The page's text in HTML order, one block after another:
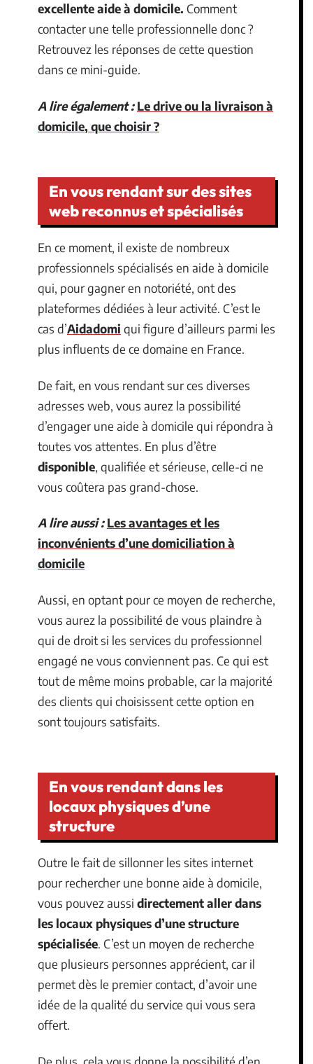
excellente aide à domicile. Comment
contacter une telle professionnelle donc ?
Retrouvez les réponses de cette question
dans ce mini-guide.
A lire également : Le drive ou la livraison à
domicile, que choisir ?
En vous rendant sur des sites
web reconnus et spécialisés
En ce moment, il existe de nombreux
professionnels spécialisés en aide à domicile
qui, pour gagner en notoriété, ont des
plateformes dédiées à leur activité. C’est le
cas d’Aidadomi qui figure d’ailleurs parmi les
plus influents de ce domaine en France.
De fait, en vous rendant sur ces diverses
adresses web, vous aurez la possibilité
d’engager une aide à domicile qui répondra à
toutes vos attentes. En plus d’être
disponible, qualifiée et sérieuse, celle-ci ne
vous coûtera pas grand-chose.
A lire aussi : Les avantages et les
inconvénients d’une domiciliation à
domicile
Aussi, en optant pour ce moyen de recherche,
vous aurez la possibilité de vous plaindre à
qui de droit si les services du professionnel
engagé ne vous conviennent pas. Ce qui est
tout de même moins probable, car la majorité
des clients qui choisissent cette option en
sont toujours satisfaits.
En vous rendant dans les
locaux physiques d’une
structure
Outre le fait de sillonner les sites internet
pour rechercher une bonne aide à domicile,
vous pouvez aussi directement aller dans
les locaux physiques d’une structure
spécialisée. C’est un moyen de recherche
que plusieurs personnes apprécient, car il
permet dès le premier contact, d’avoir une
idée de la qualité du service qui vous sera
offert.
De plus, cela vous donne la possibilité d’en